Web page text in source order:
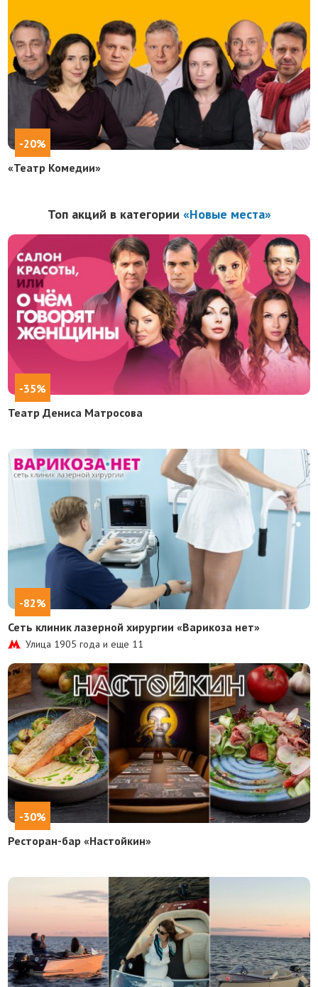
-20%
«Театр Комедии»
Топ акций в категории «Новые места»
-35%
Театр Дениса Матросова
-82%
Сеть клиник лазерной хирургии «Варикоза нет»
Улица 1905 года и еще 11
-30%
Ресторан-бар «Настойкин»